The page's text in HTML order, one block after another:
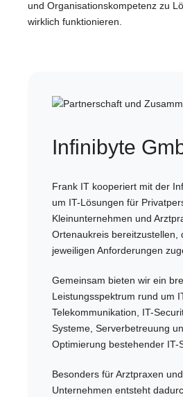
und Organisationskompetenz zu
wirklich funktionieren.
Infinibyte
Frank IT kooperiert mit der
um IT-Lösungen für
Kleinunternehmen und
Ortenaukreis bereitzustellen,
jeweiligen Anforderungen
Gemeinsam bieten wir ein
Leistungsspektrum rund um
Telekommunikation, IT-
Systeme, Serverbetreuung
Optimierung bestehender IT-
Besonders für Arztpraxen
Unternehmen entsteht